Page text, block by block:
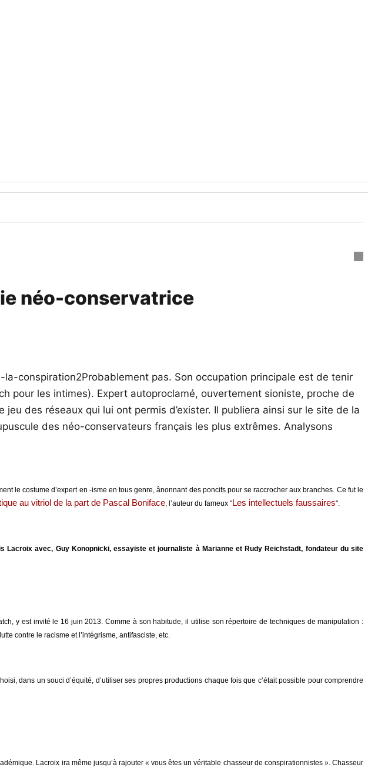
néo-conservatrice
conspiration2Probablement pas. Son occupation principale est de tenir
pour les intimes). Expert autoproclamé, ouvertement sioniste, proche de
des réseaux qui lui ont permis d’exister. Il publiera ainsi sur le site de la
des néo-conservateurs français les plus extrêmes. Analysons
le costume d’expert en -isme en tous genre, ânonnant des poncifs pour se raccrocher aux branches. Ce fut le
au vitriol de la part de Pascal Boniface, l’auteur du fameux "Les intellectuels faussaires".
avec, Guy Konopnicki, essayiste et journaliste à Marianne et Rudy Reichstadt, fondateur du site
y est invité le 16 juin 2013. Comme à son habitude, il utilise son répertoire de techniques de manipulation :
contre le racisme et l’intégrisme, antifasciste, etc.
dans un souci d’équité, d’utiliser ses propres productions chaque fois que c’était possible pour comprendre
Lacroix ira même jusqu’à rajouter « vous êtes un véritable chasseur de conspirationnistes ». Chasseur